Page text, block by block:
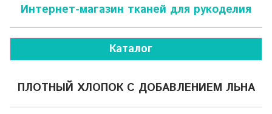
Интернет-магазин тканей для рукоделия
Каталог
ПЛОТНЫЙ ХЛОПОК С ДОБАВЛЕНИЕМ ЛЬНА